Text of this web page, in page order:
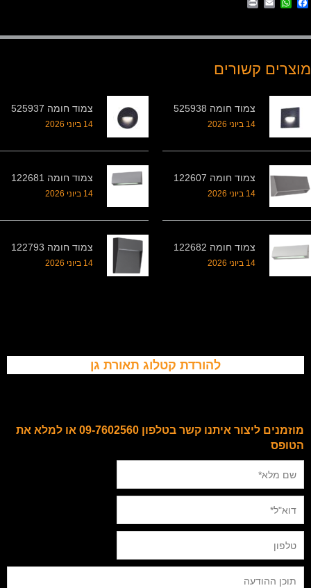
Facebook
WhatsApp
Email
מוצרים קשורים
צמוד חומה 525938
14 ביוני 2026
צמוד חומה 525937
14 ביוני 2026
צמוד חומה 122607
14 ביוני 2026
צמוד חומה 122681
14 ביוני 2026
צמוד חומה 122682
14 ביוני 2026
צמוד חומה 122793
14 ביוני 2026
להורדת קטלוג תאורת גן
מוזמנים ליצור איתנו קשר בטלפון 09-7602560 או למלא את
הטופס